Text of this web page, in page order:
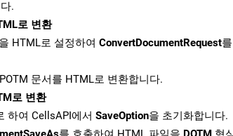
.
로 변환
HTML로 설정하여 ConvertDocumentRequest
문서를 HTML로 변환합니다.
로 변환
하여 CellsAPI에서 SaveOption을 초기화합니다.